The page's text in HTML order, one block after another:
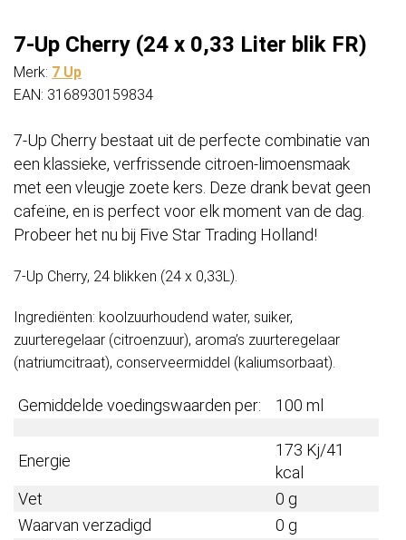
7-Up Cherry (24 x 0,33 Liter blik FR)
Merk: 7 Up
EAN: 3168930159834
7-Up Cherry bestaat uit de perfecte combinatie van
een klassieke, verfrissende citroen-limoensmaak
met een vleugje zoete kers. Deze drank bevat geen
cafeïne, en is perfect voor elk moment van de dag.
Probeer het nu bij Five Star Trading Holland!
7-Up Cherry, 24 blikken (24 x 0,33L).
Ingrediënten: koolzuurhoudend water, suiker,
zuurteregelaar (citroenzuur), aroma’s zuurteregelaar
(natriumcitraat), conserveermiddel (kaliumsorbaat).
Gemiddelde voedingswaarden per: 100 ml
Energie
173 Kj/41
kcal
Vet
0 g
Waarvan verzadigd
0 g